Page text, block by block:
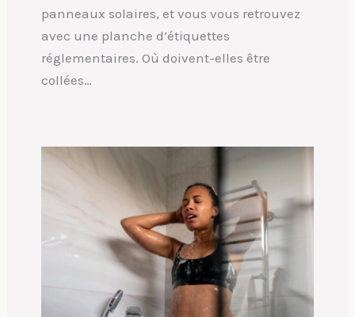
panneaux solaires, et vous vous retrouvez
avec une planche d’étiquettes
réglementaires. Où doivent-elles être
collées…